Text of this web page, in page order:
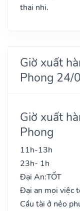
thai nhi.
Giờ xuất
Phong 24/
Giờ xuất
Phong
11h-13h
23h- 1h
Đại An:TỐT
Đại an mọi việc
Cầu tài ở nẻo